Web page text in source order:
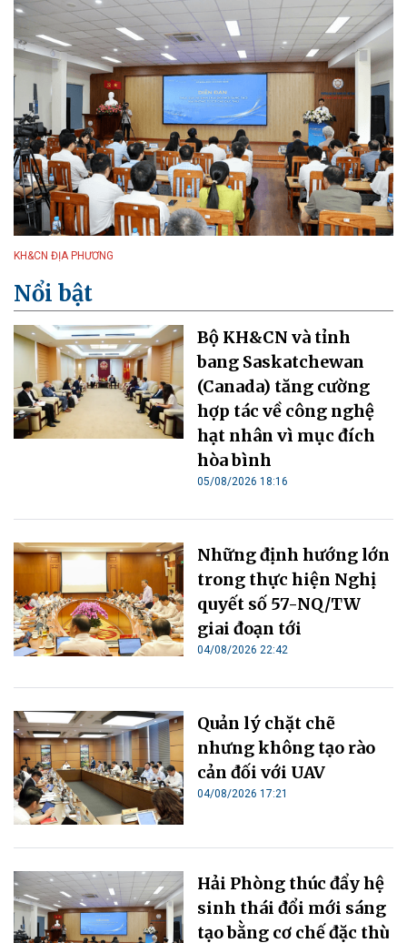
KH&CN ĐỊA PHƯƠNG
Nổi bật
Bộ KH&CN và tỉnh
bang Saskatchewan
(Canada) tăng cường
hợp tác về công nghệ
hạt nhân vì mục đích
hòa bình
05/08/2026 18:16
Những định hướng lớn
trong thực hiện Nghị
quyết số 57-NQ/TW
giai đoạn tới
04/08/2026 22:42
Quản lý chặt chẽ
nhưng không tạo rào
cản đối với UAV
04/08/2026 17:21
Hải Phòng thúc đẩy hệ
sinh thái đổi mới sáng
tạo bằng cơ chế đặc thù